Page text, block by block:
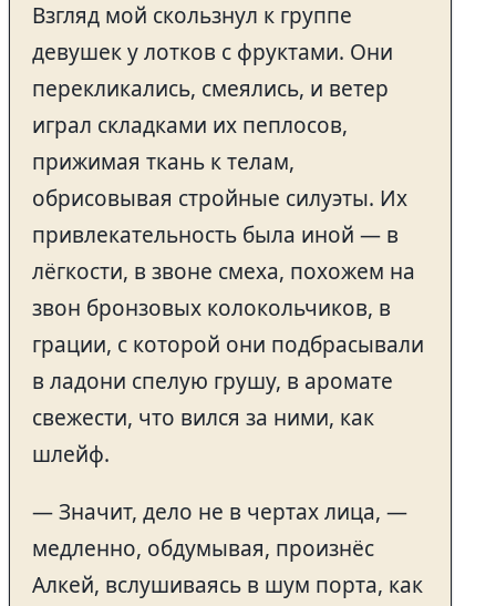
Взгляд мой скользнул к группе
девушек у лотков с фруктами. Они
перекликались, смеялись, и ветер
играл складками их пеплосов,
прижимая ткань к телам,
обрисовывая стройные силуэты. Их
привлекательность была иной — в
лёгкости, в звоне смеха, похожем на
звон бронзовых колокольчиков, в
грации, с которой они подбрасывали
в ладони спелую грушу, в аромате
свежести, что вился за ними, как
шлейф.
— Значит, дело не в чертах лица, —
медленно, обдумывая, произнёс
Алкей, вслушиваясь в шум порта, как